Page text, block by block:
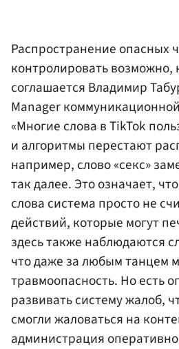
Распространение опасных
контролировать возможно,
соглашается Владимир
Manager
«Многие слова в TikTok
и алгоритмы перестают
например, слово «секс»
так далее. Это означает,
слова система просто не
действий, которые могут
здесь также наблюдаются
что даже за любым танцем
травмоопасность. Но есть
развивать систему жалоб,
смогли жаловаться на
администрация